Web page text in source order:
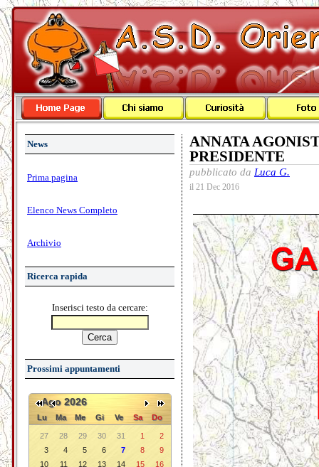
News
Prima pagina
Elenco News Completo
Archivio
Ricerca rapida
Inserisci testo da cercare:
Prossimi appuntamenti
Ago 2026
Lu Ma Me Gi Ve Sa Do
27 28 29 30 31 1
2
3
4 5 6 7 8
9
10
11 12 13 14 15
16
ANNATA
PRESIDENTE
pubblicato da Luca G.
il 21 Dec 2016